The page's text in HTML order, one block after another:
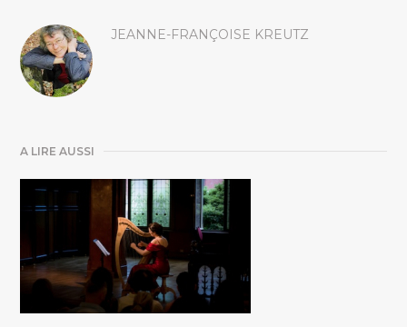
JEANNE-FRANÇOISE KREUTZ
A LIRE AUSSI